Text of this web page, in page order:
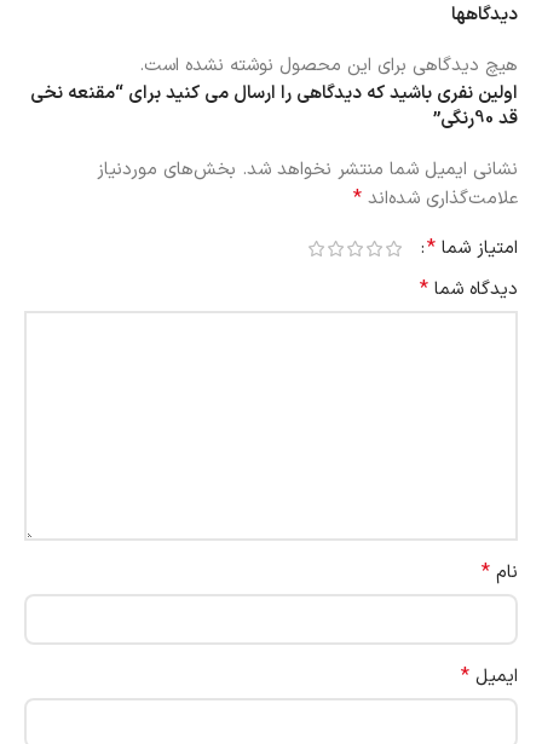
دیدگاهها
هیچ دیدگاهی برای این محصول نوشته نشده است.
اولین نفری باشید که دیدگاهی را ارسال می کنید برای “مقنعه نخی
قد 90رنگی”
نشانی ایمیل شما منتشر نخواهد شد. بخش‌های موردنیاز
علامت‌گذاری شده‌اند *
امتیاز شما *
دیدگاه شما *
نام *
ایمیل *